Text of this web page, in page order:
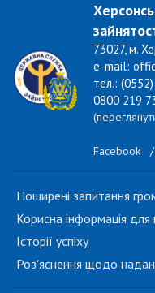
73027, м.
e-mail:
тел.:
0800 219
Facebook
Поширені запитання
Корисна інформація для
Історії успіху
Роз'яснення щодо